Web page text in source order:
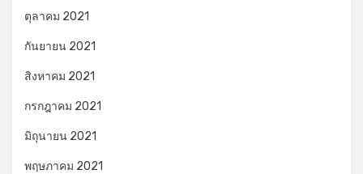
ตุลาคม 2021
กันยายน 2021
สิงหาคม 2021
กรกฎาคม 2021
มิถุนายน 2021
พฤษภาคม 2021